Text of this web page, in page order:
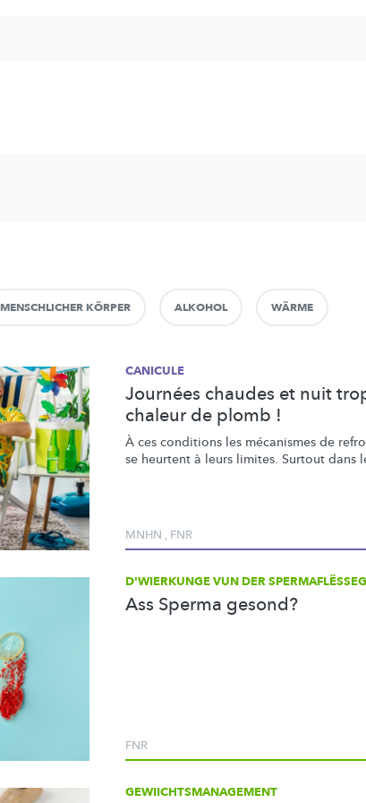
MENSCHLICHER KÖRPER ALKOHOL WÄRME
CANICULE
Journées chaudes et nuit
chaleur de plomb !
À ces conditions les mécanismes de
se heurtent à leurs limites. Surtout dans
MNHN , FNR
D'WIERKUNGE VUN DER
Ass Sperma gesond?
FNR
GEWIICHTSMANAGEMENT